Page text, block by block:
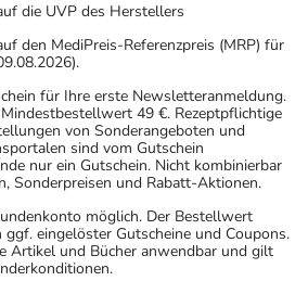
die UVP des Herstellers
den MediPreis-Referenzpreis (MRP) für
für Ihre erste Newsletteranmeldung.
49 €. Rezeptpflichtige
von Sonderangeboten und
sind vom Gutschein
nur ein Gutschein. Nicht kombinierbar
Sonderpreisen und Rabatt-Aktionen.
möglich. Der Bestellwert
ggf. eingelöster Gutscheine und Coupons.
Artikel und Bücher anwendbar und gilt